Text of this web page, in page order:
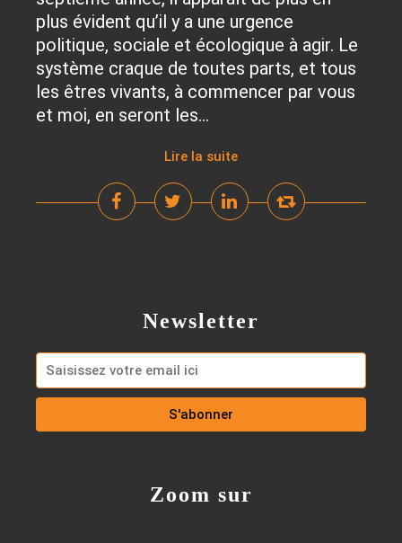
plus évident qu’il y a une urgence
politique, sociale et écologique à agir. Le
système craque de toutes parts, et tous
les êtres vivants, à commencer par vous
et moi, en seront les...
Lire la suite
Newsletter
Zoom sur